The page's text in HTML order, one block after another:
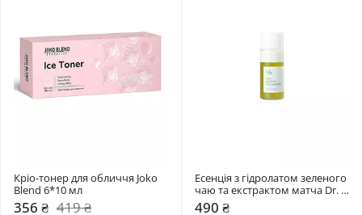
Кріо-тонер для обличчя Joko
Blend 6*10 мл
356 ₴ 419 ₴
Есенція з гідролатом зеленого
чаю та екстрактом матча Dr.
Ceuracle 18 мл
490 ₴